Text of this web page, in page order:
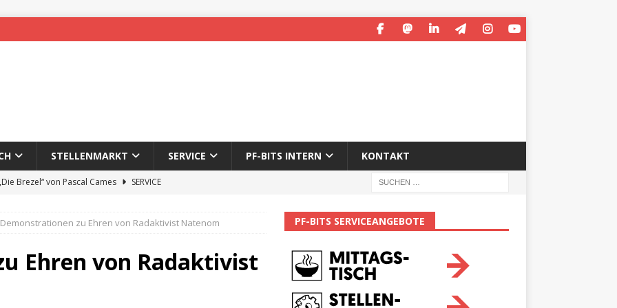
STELLENMARKT SERVICE PF-BITS INTERN KONTAKT
Brezel“ von Pascal Cames
SERVICE
des 65. Fasnetsumzugs Dillweißenstein
Demonstrationen zu Ehren von Radaktivist Natenom
Ehren von Radaktivist
PF-BITS SERVICEANGEBOTE